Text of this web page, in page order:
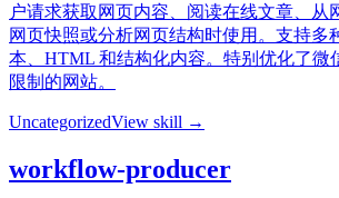
户请求获取网页内容、阅读在线文章、从
网页快照或分析网页结构时使用。支持多
本、HTML 和结构化内容。特别优化了微
限制的网站。
UncategorizedView skill →
workflow-producer